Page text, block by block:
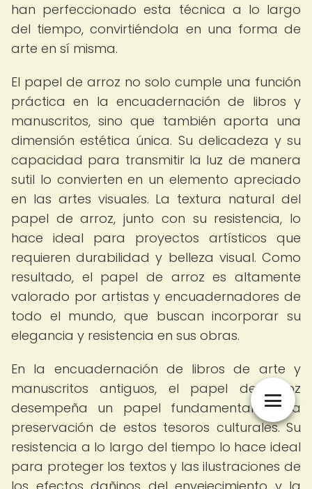
han perfeccionado esta técnica a lo largo
del tiempo, convirtiéndola en una forma de
arte en sí misma.
El papel de arroz no solo cumple una función
práctica en la encuadernación de libros y
manuscritos, sino que también aporta una
dimensión estética única. Su delicadeza y su
capacidad para transmitir la luz de manera
sutil lo convierten en un elemento apreciado
en las artes visuales. La textura natural del
papel de arroz, junto con su resistencia, lo
hace ideal para proyectos artísticos que
requieren durabilidad y belleza visual. Como
resultado, el papel de arroz es altamente
valorado por artistas y encuadernadores de
todo el mundo, que buscan incorporar su
elegancia y resistencia en sus obras.
En la encuadernación de libros de arte y
manuscritos antiguos, el papel de arroz
desempeña un papel fundamental en la
preservación de estos tesoros culturales. Su
resistencia a lo largo del tiempo lo hace ideal
para proteger los textos y las ilustraciones de